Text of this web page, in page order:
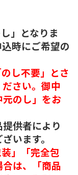
」となりま
時にご希望の
し不要」とさ
さい。御中
のし」をお
供者により
います。
」「完全包
は、「商品